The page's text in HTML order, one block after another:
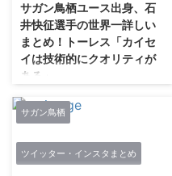
J2からはじまり幾多の困難を乗
り越え、悲願のJ1昇格。 あの感
動には、それまでの苦労を帳消し
にしてくれるようなパワーがあ
ただただ涙が溢れたという方も少
なくなかったのではないでしょう
か。 良いときも悪いときにも共
に戦い支え続けてくれたご褒美、
ご恩返し ...
サガン鳥栖ユース出身、石
井快征選手の世界一詳しい
まとめ！トーレス「カイセ
イは技術的にクオリティが
ある」
石井快征選手をピックアップ
【サガン鳥栖U-18】石井快征選
サッカー』U-18日本代表メンバ
ー選出のお知らせ！ #sagantosu
サガン鳥栖
ツイッター・インスタまとめ